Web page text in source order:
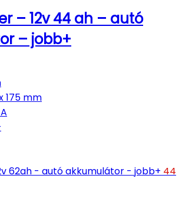
– 12v 44 ah – autó
– jobb+
175 mm
44